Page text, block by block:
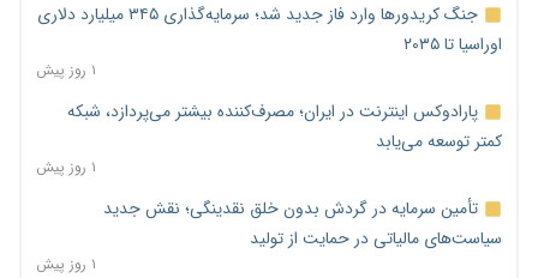
جنگ کریدورها وارد فاز جدید شد؛ سرمایه‌گذاری ۳۴۵ میلیارد دلاری
اوراسیا تا ۲۰۳۵
۱ روز پیش
پارادوکس اینترنت در ایران؛ مصرف‌کننده بیشتر می‌پردازد، شبکه
کمتر توسعه می‌یابد
۱ روز پیش
تأمین سرمایه در گردش بدون خلق نقدینگی؛ نقش جدید
سیاست‌های مالیاتی در حمایت از تولید
۱ روز پیش